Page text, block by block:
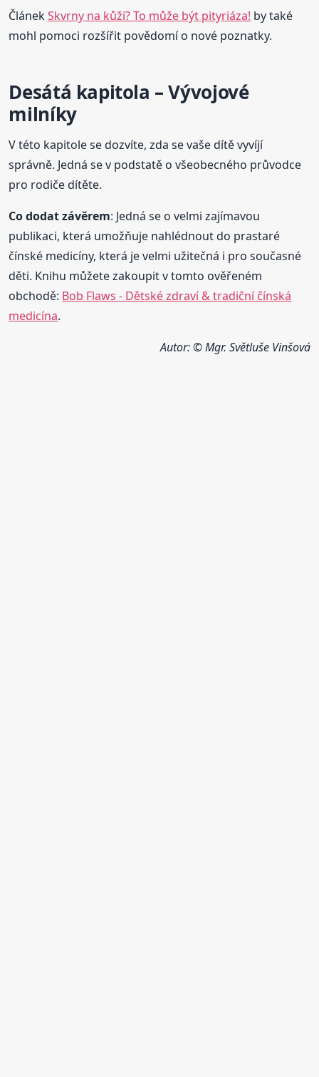
ČlánekSkvrny na kůži? To může být pityriáza! by také
mohl pomoci rozšířit povědomí o nové poznatky.
Desátá kapitola – Vývojové
milníky
V této kapitole se dozvíte, zda se vaše dítě vyvíjí
správně. Jedná se v podstatě o všeobecného průvodce
pro rodiče dítěte.
Co dodat závěrem: Jedná se o velmi zajímavou
publikaci, která umožňuje nahlédnout do prastaré
čínské medicíny, která je velmi užitečná i pro současné
děti. Knihu můžete zakoupit v tomto ověřeném
obchodě: Bob Flaws - Dětské zdraví & tradiční čínská
medicína.
Autor: © Mgr. Světluše Vinšová